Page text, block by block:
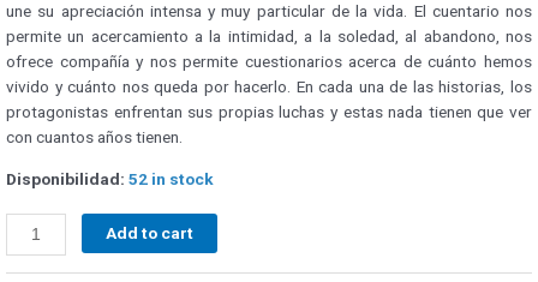
une su apreciación intensa y muy particular de la vida. El cuentario nos
permite un acercamiento a la intimidad, a la soledad, al abandono, nos
ofrece compañía y nos permite cuestionarios acerca de cuánto hemos
vivido y cuánto nos queda por hacerlo. En cada una de las historias, los
protagonistas enfrentan sus propias luchas y estas nada tienen que ver
con cuantos años tienen.
Disponibilidad: 52 in stock
Add to cart